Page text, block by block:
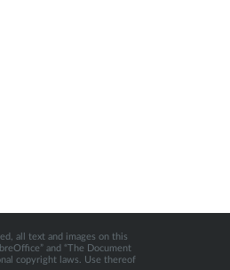
all text and images on this
and “The Document
copyright laws. Use thereof